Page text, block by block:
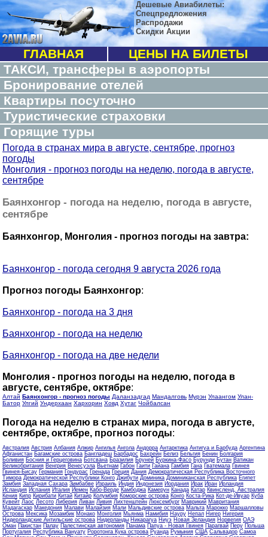
Дешевые Авиабилеты:
Спецпредложения
Распродажи
Скидки Акции
ГЛАВНАЯ
ЦЕНЫ НА БИЛЕТЫ
ТАКСИ, трансферы в аэропорты
Бронирование отелей
Квартиры посуточно
Туристические страховки
Горящие туры
Погода в странах мира в августе, сентябре, прогноз
погоды
Монголия - прогноз погоды на неделю, погода в августе,
сентябре
Баянхонгор - погода на неделю, погода в августе,
сентябре
Баянхонгор, Монголия - прогноз погоды на завтра:
Баянхонгор - погода сегодня 9 августа 2026 года
Прогноз погоды Баянхонгор:
Баянхонгор - погода на 3 дня
Баянхонгор - погода на неделю
Баянхонгор - погода на две недели
Монголия - прогноз погоды на неделю, погода в
августе, сентябре, октябре:
Алтай Баянхонгор - прогноз погоды Даланзадгад Мандалговь Мурэн Улаангом Улан-
Батор Улгий Ундерхаан Хархорин Ховд Хутаг Чойбалсан
Погода на неделю в странах мира, погода в августе,
сентябре, октябре, прогноз погоды:
Австралия Австрия Албания Алжир Ангилья Ангола Андорра Антарктика Антигуа и Барбуда Аргентина
Афганистан Багамские острова Бангладеш Барбадос Бахрейн Белиз Бельгия Бенин Болгария
Боливия Босния и Герцеговина Ботсвана Бразилия Бруней Буркина-Фасо Бурунди Бутан Ватикан
Великобритания Венгрия Венесуэла Вьетнам Габон Гаити Гайана Гамбия Гана Гватемала Гвинея
Гвинея-Бисау Германия Гондурас Гренада Греция Дания Демократическая Республика Восточного
Тимора Демократической Республики Конго Джибути Доминика Доминиканская Республика Египет
Замбия Западная Сахара Зимбабве Израиль Индия Индонезия Иордания Ирак Иран Ирландия
Исландия Испания Италия Йемен Кабо-Верде Камбоджа Камерун Канада Катар Квинсленд, Австралия
Кения Кипр Кирибати Китай Китайр Колумбия Коморские острова Конго Коста-Рика Кот-де-Ивуар Куба
Кувейт Лаос Лесото Либерия Ливан Ливия Лихтенштейн Люксембург Маврикий Мавритания
Мадагаскар Македония Малави Малайзия Мали Мальдивские острова Мальта Марокко Маршалловы
Острова Мексика Мозамбик Монако Монголия Мьянма Намибия Науру Непал Нигер Нигерия
Нидерландские Антильские острова Нидерланды Никарагуа Ниуэ Новая Зеландия Норвегия ОАЭ
Оман Пакистан Палау Палестинская автономия Панама Папуа - Новая Гвинея Парагвай Перу Польша
Португалия Республика Вануату Роротонга Кука острова Руанда Румыния США Сальвадор Самоа